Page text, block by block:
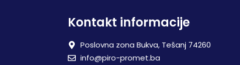
Kontakt informacije
Poslovna zona Bukva, Tešanj 74260
info@piro-promet.ba